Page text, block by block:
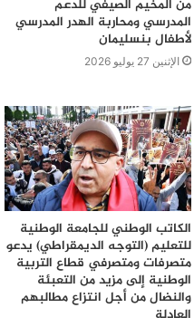
من المخيم الصيفي للدعم
المدرسي ومحاربة الهدر المدرسي
لأطفال بنسليمان
الإثنين 27 يوليو 2026
الكاتب الوطني للجامعة الوطنية
للتعليم (التوجه الديمقراطي) يدعو
متصرفات ومتصرفي قطاع التربية
الوطنية إلى مزيد من التعبئة
والنضال من أجل انتزاع مطالبهم
العادلة